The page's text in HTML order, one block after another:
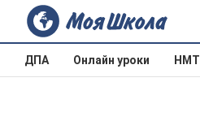
ДПА Онлайн уроки НМТ